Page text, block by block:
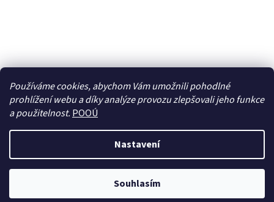
Používáme cookies, abychom Vám umožnili pohodlné
prohlížení webu a díky analýze provozu zlepšovali jeho funkce
a použitelnost. POOÚ
Nastavení
Souhlasím
Sledovat na Instagramu
Vytvořil Shoptet
BREBERKY.cz. Všechna práva vyhrazena.